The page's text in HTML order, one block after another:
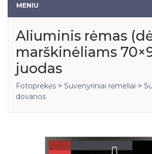
MENIU
Aliuminis rėmas
marškinėliams
juodas
Fotoprekės > Suvenyriniai rėmeliai >
dovanos